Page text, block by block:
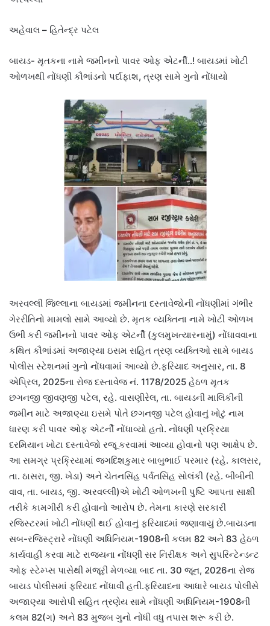
અહેવાલ – હિતેન્દ્ર પટેલ
બાયડ- મૃતકના નામે જમીનનો પાવર ઓફ એટર્ની..! બાયડમાં ખોટી
ઓળખથી નોંધણી કૌભાંડનો પર્દાફાશ, ત્રણ સામે ગુનો નોંધાયો
અરવલ્લી જિલ્લાના બાયડમાં જમીનના દસ્તાવેજોની નોંધણીમાં ગંભીર
ગેરરીતિનો મામલો સામે આવ્યો છે. મૃતક વ્યક્તિના નામે ખોટી ઓળખ
ઉભી કરી જમીનનો પાવર ઓફ એટર્ની (કુલમુખત્યારનામું) નોંધાવવાના
કથિત કૌભાંડમાં અજાણ્યા ઇસમ સહિત ત્રણ વ્યક્તિઓ સામે બાયડ
પોલીસ સ્ટેશનમાં ગુનો નોંધવામાં આવ્યો છે.ફરિયાદ અનુસાર, તા. 8
એપ્રિલ, 2025ના રોજ દસ્તાવેજ નં. 1178/2025 હેઠળ મૃતક
છગનજી જીવણજી પટેલ, રહે. વાસણીરેલ, તા. બાયડની માલિકીની
જમીન માટે અજાણ્યા ઇસમે પોતે છગનજી પટેલ હોવાનું ખોટું નામ
ધારણ કરી પાવર ઓફ એટર્ની નોંધાવ્યો હતો. નોંધણી પ્રક્રિયા
દરમિયાન ખોટા દસ્તાવેજો રજૂ કરવામાં આવ્યા હોવાનો પણ આક્ષેપ છે.
આ સમગ્ર પ્રક્રિયામાં જગદિશકુમાર બાબુભાઈ પરમાર (રહે. કાલસર,
તા. ઠાસરા, જી. ખેડા) અને ચેતનસિંહ પર્વતસિંહ સોલંકી (રહે. બીબીની
વાવ, તા. બાયડ, જી. અરવલ્લી)એ ખોટી ઓળખની પુષ્ટિ આપતા સાક્ષી
તરીકે કામગીરી કરી હોવાનો આરોપ છે. તેમના કારણે સરકારી
રજિસ્ટરમાં ખોટી નોંધણી થઈ હોવાનું ફરિયાદમાં જણાવાયું છે.બાયડના
સબ-રજિસ્ટ્રારે નોંધણી અધિનિયમ-1908ની કલમ 82 અને 83 હેઠળ
કાર્યવાહી કરવા માટે રાજ્યના નોંધણી સર નિરીક્ષક અને સુપરિન્ટેન્ડન્ટ
ઓફ સ્ટેમ્પ્સ પાસેથી મંજૂરી મેળવ્યા બાદ તા. 30 જૂન, 2026ના રોજ
બાયડ પોલીસમાં ફરિયાદ નોંધાવી હતી.ફરિયાદના આધારે બાયડ પોલીસે
અજાણ્યા આરોપી સહિત ત્રણેય સામે નોંધણી અધિનિયમ-1908ની
કલમ 82(ગ) અને 83 મુજબ ગુનો નોંધી વધુ તપાસ શરૂ કરી છે.